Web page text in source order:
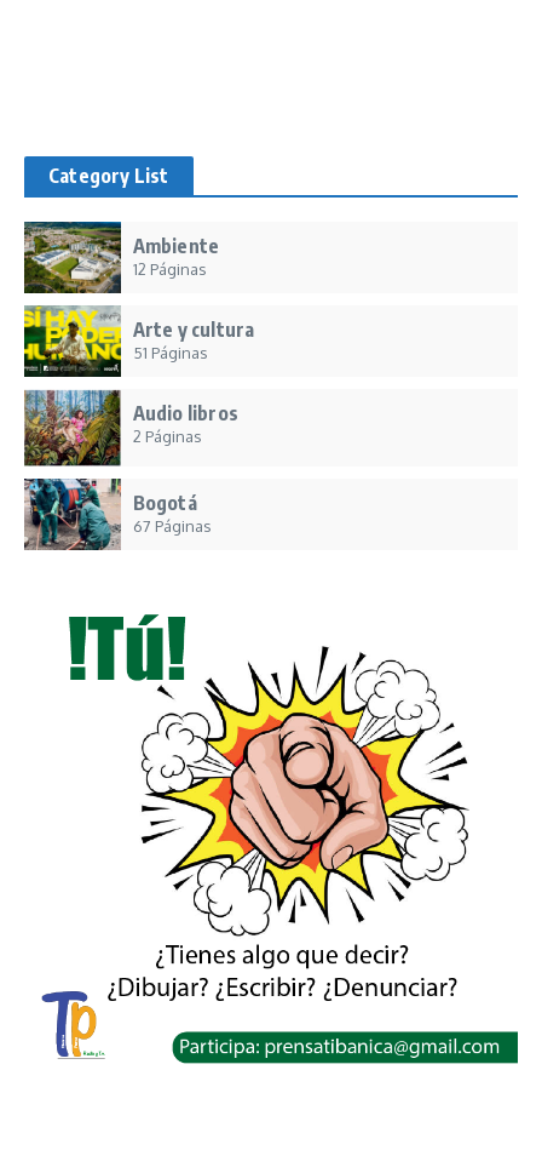
Category List
Ambiente
12 Páginas
Arte y cultura
51 Páginas
Audio libros
2 Páginas
Bogotá
67 Páginas